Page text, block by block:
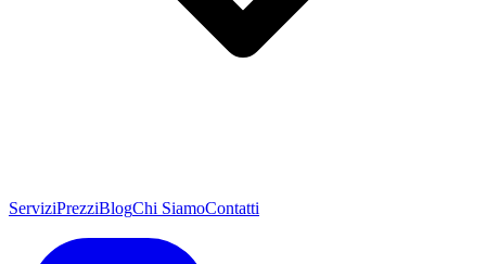
ServiziPrezziBlogChi SiamoContatti